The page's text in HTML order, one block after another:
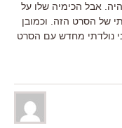
אבל הכימיה שלו על
של הסרט הזה. וכמובן
נולדתי מחדש עם הסרט